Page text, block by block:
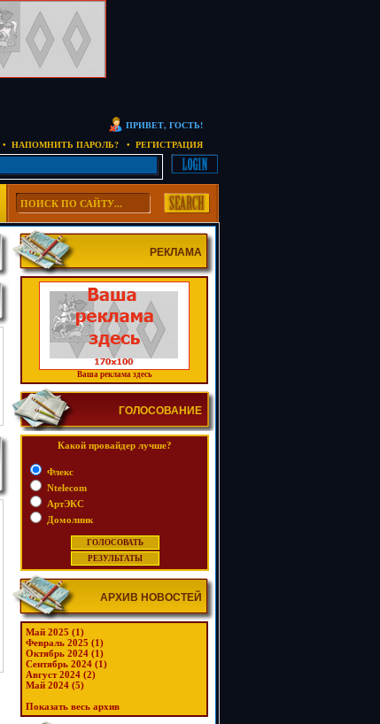
ПРИВЕТ, ГОСТЬ!
• НАПОМНИТЬ ПАРОЛЬ?
• РЕГИСТРАЦИЯ
РЕКЛАМА
Ваша реклама здесь
ГОЛОСОВАНИЕ
Какой провайдер лучше?
Флекс
Ntelecom
АртЭКС
Домолинк
АРХИВ НОВОСТЕЙ
Май 2025 (1)
Февраль 2025 (1)
Октябрь 2024 (1)
Сентябрь 2024 (1)
Август 2024 (2)
Май 2024 (5)
Показать весь архив